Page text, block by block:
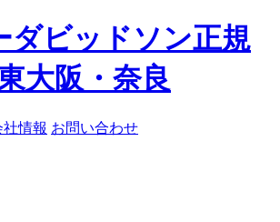
社情報 お問い合わせ